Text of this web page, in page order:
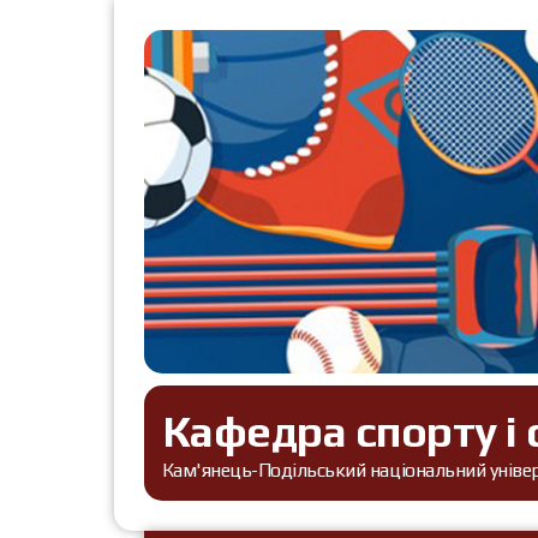
Кафедра спорту і
Кам'янець-Подільський національний